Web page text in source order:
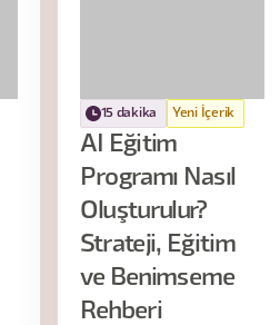
15 dakika Yeni İçerik
AI Eğitim
Programı Nasıl
Oluşturulur?
Strateji, Eğitim
ve Benimseme
Rehberi